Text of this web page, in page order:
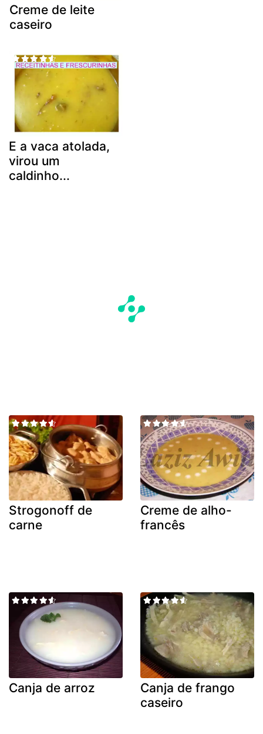
Creme de leite
caseiro
E a vaca atolada,
virou um
caldinho...
Strogonoff de
carne
Creme de alho-
francês
Canja de arroz
Canja de frango
caseiro